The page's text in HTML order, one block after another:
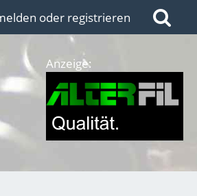
oder registrieren
Anzeige: